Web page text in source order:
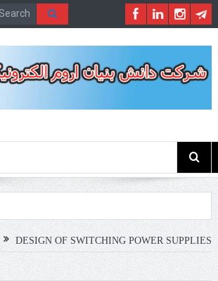
Menu
DESIGN OF SWITCHING POWER SUPPLIES